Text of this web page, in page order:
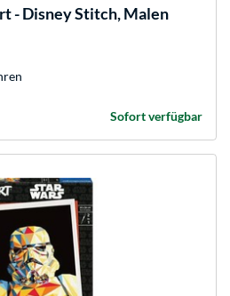
- Disney Stitch, Malen
Sofort verfügbar